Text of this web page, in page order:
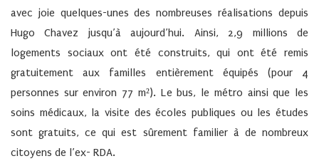
avec joie quelques-unes des nombreuses réalisations depuis
Hugo Chavez jusqu’à aujourd’hui. Ainsi, 2,9 millions de
logements sociaux ont été construits, qui ont été remis
gratuitement aux familles entièrement équipés (pour 4
personnes sur environ 77 m²). Le bus, le métro ainsi que les
soins médicaux, la visite des écoles publiques ou les études
sont gratuits, ce qui est sûrement familier à de nombreux
citoyens de l’ex- RDA.